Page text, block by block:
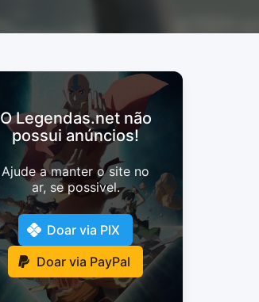
O Legendas.net não
possui anúncios!
Ajude a manter o site no
ar, se possivel.
Doar via PIX
Doar via PayPal